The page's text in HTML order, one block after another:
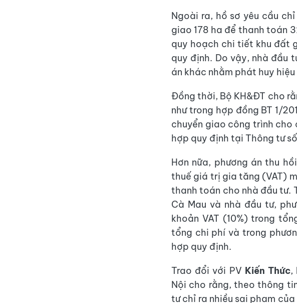
Ngoài ra, hồ sơ yêu cầu
giao 178 ha để thanh toán
quy hoạch chi tiết khu đất
quy định. Do vậy, nhà đầu
án khác nhằm phát huy
Đồng thời, Bộ KH&ĐT cho
như trong hợp đồng BT 1/
chuyển giao công trình cho
hợp quy định tại Thông tư
Hơn nữa, phương án thu
thuế giá trị gia tăng (VAT)
thanh toán cho nhà đầu tư.
Cà Mau và nhà đầu tư,
khoản VAT (10%) trong
tổng chi phí và trong
hợp quy định.
Trao đổi với PV Kiến Thức,
Nội cho rằng, theo thông
tư chỉ ra nhiều sai phạm